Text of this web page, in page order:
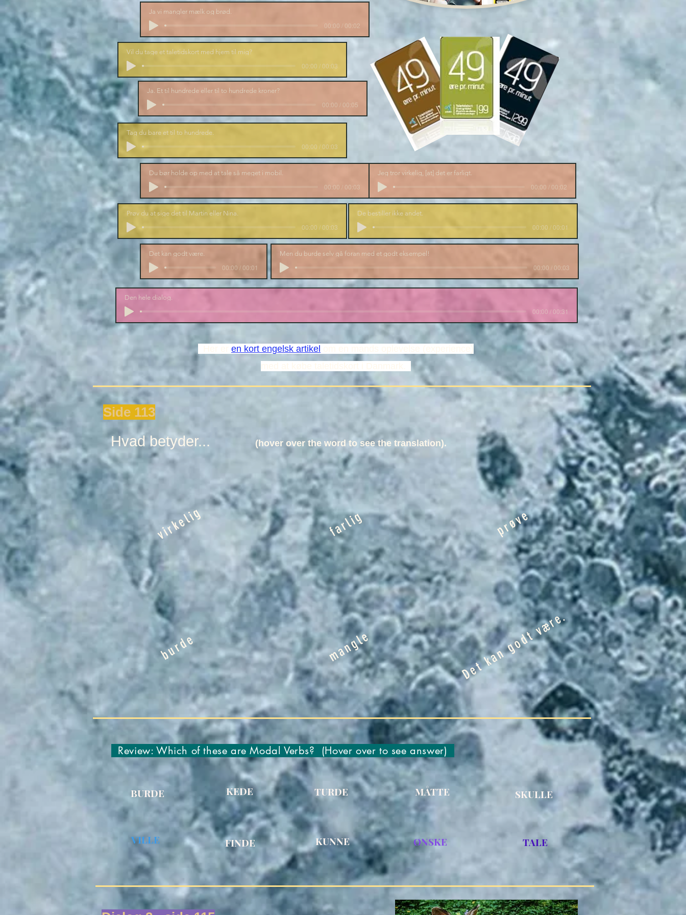
Ja vi mangler mælk og brød.
00:00 / 00:02
Vil du tage et taletidskort med hjem til mig?
00:00 / 00:03
Ja. Et til hundrede eller til to hundrede kroner?
00:00 / 00:05
Tag du bare et til to hundrede.
00:00 / 00:03
Du bør holde op med at tale så meget i mobil.
00:00 / 00:03
Jeg tror virkelig, [at] det er farligt.
00:00 / 00:02
Prøv du at sige det til Martin eller Nina.
00:00 / 00:03
De bestiller ikke andet.
00:00 / 00:01
Det kan godt være.
00:00 / 00:01
Men du burde selv gå foran med et godt eksempel!
00:00 / 00:03
Den hele dialog.
00:00 / 00:31
en kort engelsk artikel
Side 113
Hvad betyder... (hover over the word to see the translation).
virkelig
burde
farlig
mangle
prøve
Det kan godt være.
Review: Which of these are Modal Verbs? (Hover over to see answer)
BURDE KEDE TURDE
VILLE FINDE KUNNE
MÅTTE
ØNSKE
SKULLE
TALE